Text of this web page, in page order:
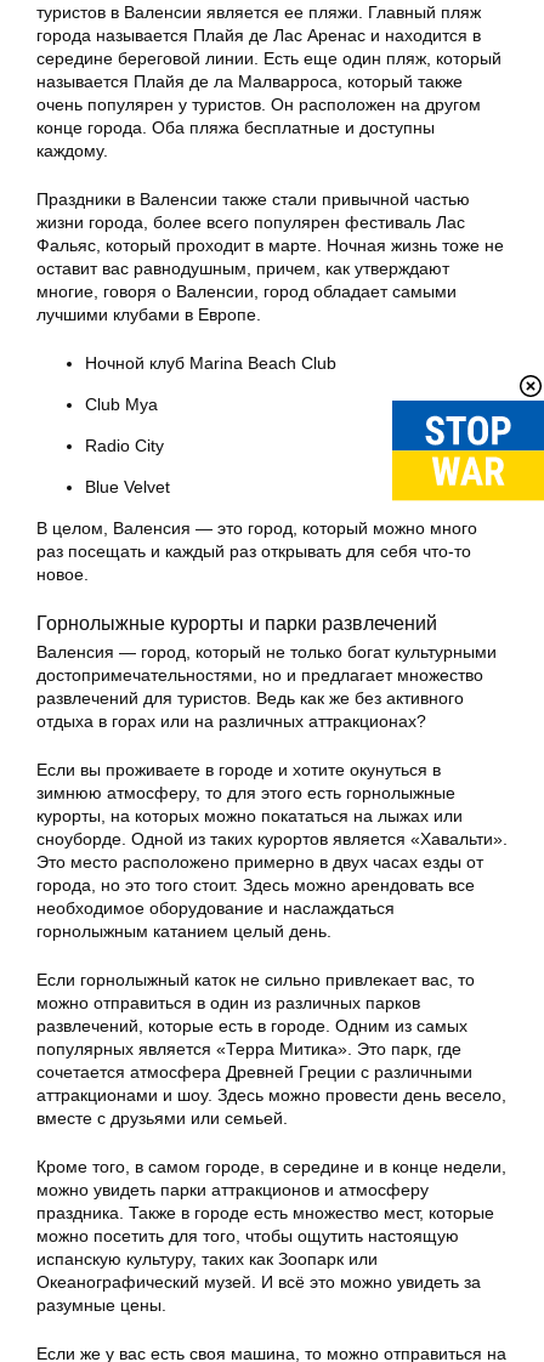
туристов в Валенсии является ее пляжи. Главный пляж
города называется Плайя де Лас Аренас и находится в
середине береговой линии. Есть еще один пляж, который
называется Плайя де ла Малварроса, который также
очень популярен у туристов. Он расположен на другом
конце города. Оба пляжа бесплатные и доступны
каждому.
Праздники в Валенсии также стали привычной частью
жизни города, более всего популярен фестиваль Лас
Фальяс, который проходит в марте. Ночная жизнь тоже не
оставит вас равнодушным, причем, как утверждают
многие, говоря о Валенсии, город обладает самыми
лучшими клубами в Европе.
Ночной клуб Marina Beach Club
Club Mya
Radio City
Blue Velvet
В целом, Валенсия — это город, который можно много
раз посещать и каждый раз открывать для себя что-то
новое.
Горнолыжные курорты и парки развлечений
Валенсия — город, который не только богат культурными
достопримечательностями, но и предлагает множество
развлечений для туристов. Ведь как же без активного
отдыха в горах или на различных аттракционах?
Если вы проживаете в городе и хотите окунуться в
зимнюю атмосферу, то для этого есть горнолыжные
курорты, на которых можно покататься на лыжах или
сноуборде. Одной из таких курортов является «Хавальти».
Это место расположено примерно в двух часах езды от
города, но это того стоит. Здесь можно арендовать все
необходимое оборудование и наслаждаться
горнолыжным катанием целый день.
Если горнолыжный каток не сильно привлекает вас, то
можно отправиться в один из различных парков
развлечений, которые есть в городе. Одним из самых
популярных является «Терра Митика». Это парк, где
сочетается атмосфера Древней Греции с различными
аттракционами и шоу. Здесь можно провести день весело,
вместе с друзьями или семьей.
Кроме того, в самом городе, в середине и в конце недели,
можно увидеть парки аттракционов и атмосферу
праздника. Также в городе есть множество мест, которые
можно посетить для того, чтобы ощутить настоящую
испанскую культуру, таких как Зоопарк или
Океанографический музей. И всё это можно увидеть за
разумные цены.
Если же у вас есть своя машина, то можно отправиться на